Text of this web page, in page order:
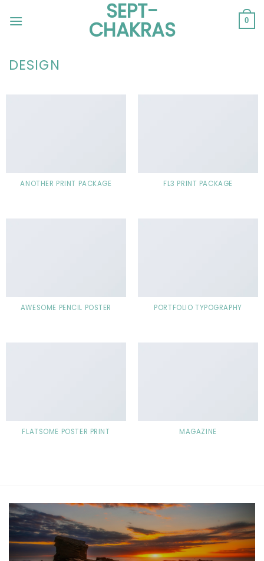
au
SEPT-
CHAKRAS 0
DESIGN
ANOTHER PRINT PACKAGE FL3 PRINT PACKAGE
AWESOME PENCIL POSTER PORTFOLIO TYPOGRAPHY
FLATSOME POSTER PRINT MAGAZINE